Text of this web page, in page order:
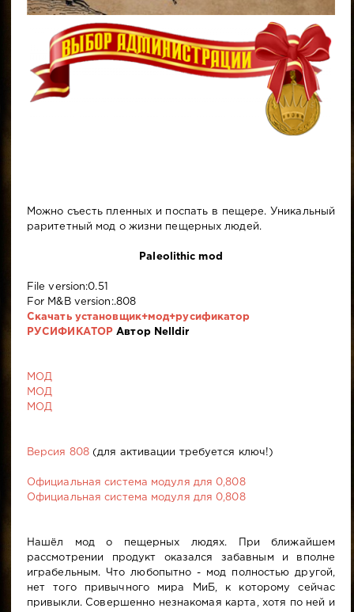
Можно съесть пленных и поспать в пещере. Уникальный
раритетный мод о жизни пещерных людей.
Paleolithic mod
File version:0.51
For M&B version:.808
Скачать установщик+мод+русификатор
РУСИФИКАТОР Автор Nelldir
МОД
МОД
МОД
Версия 808 (для активации требуется ключ!)
Официальная система модуля для 0,808
Официальная система модуля для 0,808
Нашёл мод о пещерных людях. При ближайшем
рассмотрении продукт оказался забавным и вполне
играбельным. Что любопытно - мод полностью другой,
нет того привычного мира МиБ, к которому сейчас
привыкли. Совершенно незнакомая карта, хотя по ней и